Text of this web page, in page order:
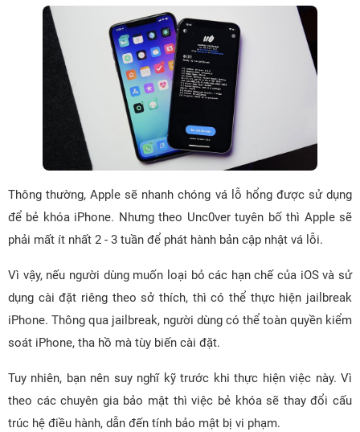
Thông thường, Apple sẽ nhanh chóng vá lỗ hổng được sử dụng
để bẻ khóa iPhone. Nhưng theo Unc0ver tuyên bố thì Apple sẽ
phải mất ít nhất 2 - 3 tuần để phát hành bản cập nhật vá lỗi.
Vì vậy, nếu người dùng muốn loại bỏ các hạn chế của iOS và sử
dụng cài đặt riêng theo sở thích, thì có thể thực hiện jailbreak
iPhone. Thông qua jailbreak, người dùng có thể toàn quyền kiểm
soát iPhone, tha hồ mà tùy biến cài đặt.
Tuy nhiên, bạn nên suy nghĩ kỹ trước khi thực hiện việc này. Vì
theo các chuyên gia bảo mật thì việc bẻ khóa sẽ thay đổi cấu
trúc hệ điều hành, dẫn đến tính bảo mật bị vi phạm.